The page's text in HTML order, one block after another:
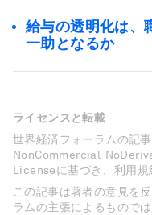
給与の透明化は、
一助となるか
ライセンスと転載
世界経済フォーラムの記
NonCommercial-
Licenseに基づき、利用規
この記事は著者の意見を
ラムの主張によるものでは